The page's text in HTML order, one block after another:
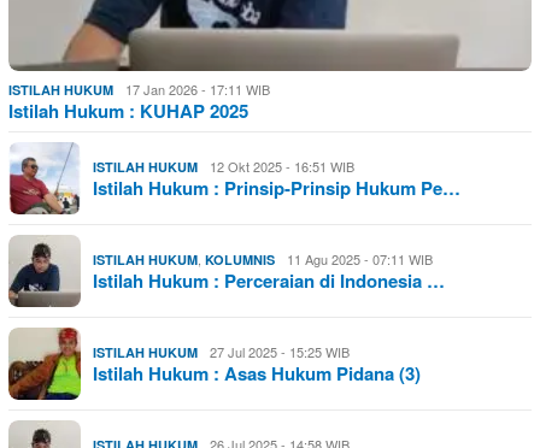
ISTILAH HUKUM 17 Jan 2026 - 17:11 WIB
Istilah Hukum : KUHAP 2025
ISTILAH HUKUM 12 Okt 2025 - 16:51 WIB
Istilah Hukum : Prinsip-Prinsip Hukum Pe…
ISTILAH HUKUM, KOLUMNIS 11 Agu 2025 - 07:11 WIB
Istilah Hukum : Perceraian di Indonesia …
ISTILAH HUKUM 27 Jul 2025 - 15:25 WIB
Istilah Hukum : Asas Hukum Pidana (3)